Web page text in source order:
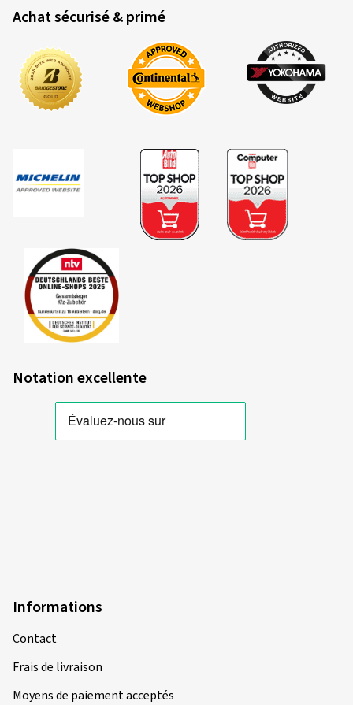
Achat sécurisé & primé
Notation excellente
Informations
Contact
Frais de livraison
Moyens de paiement acceptés